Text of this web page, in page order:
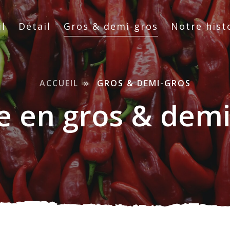
Détail Gros & demi-gros Notre
ACCUEIL GROS & DEMI-GROS
en gros &